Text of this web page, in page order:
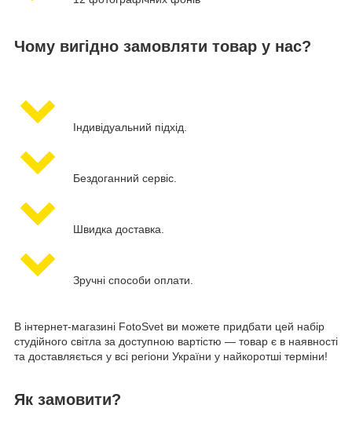
Чому вигідно замовляти товар у нас?
Індивідуальний підхід.
Бездоганний сервіс.
Швидка доставка.
Зручні способи оплати.
В інтернет-магазині FotoSvet ви можете придбати цей набір
студійного світла за доступною вартістю — товар є в наявності
та доставляється у всі регіони України у найкоротші терміни!
Як замовити?